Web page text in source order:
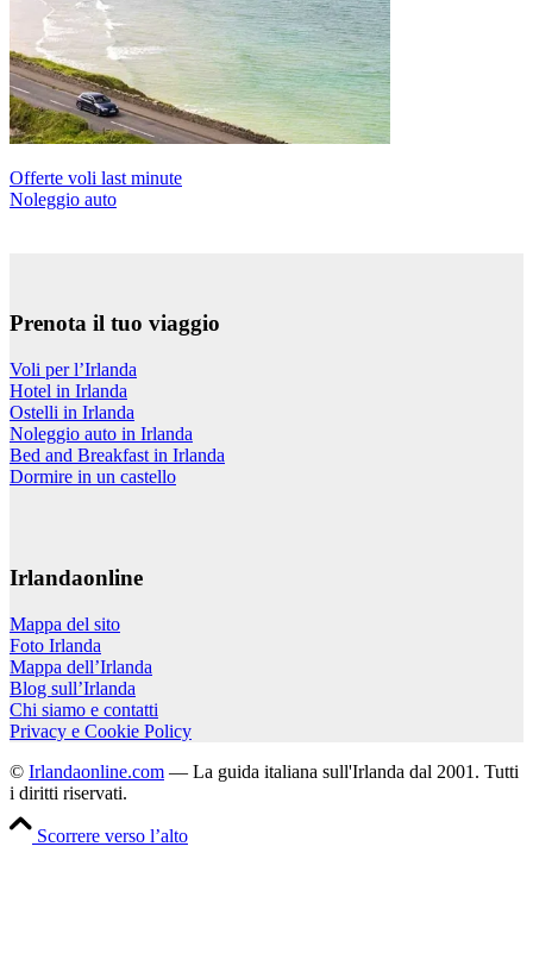
Offerte voli last minute
Noleggio auto
Prenota il tuo viaggio
Voli per l’Irlanda
Hotel in Irlanda
Ostelli in Irlanda
Noleggio auto in Irlanda
Bed and Breakfast in Irlanda
Dormire in un castello
Irlandaonline
Mappa del sito
Foto Irlanda
Mappa dell’Irlanda
Blog sull’Irlanda
Chi siamo e contatti
Privacy e Cookie Policy
© Irlandaonline.com — La guida italiana sull'Irlanda dal 2001. Tutti
i diritti riservati.
Scorrere verso l’alto